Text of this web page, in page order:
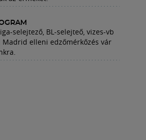
selejtező, BL-selejteő, vizes-vb
Madrid elleni edzőmérkőzés vár